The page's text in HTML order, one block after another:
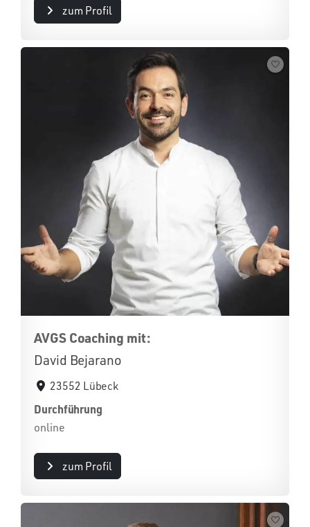
zum Profil
AVGS Coaching mit:
David Bejarano
23552 Lübeck
Durchführung
online
zum Profil